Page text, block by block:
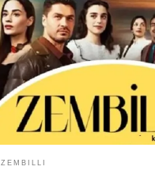
ZEMBILLI